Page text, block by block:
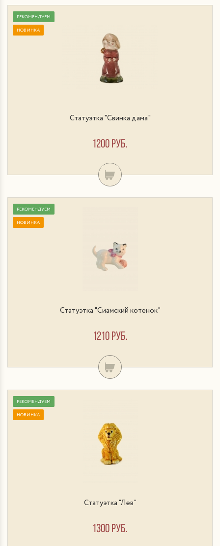
РЕКОМЕНДУЕМ
НОВИНКА
Статуэтка "Свинка дама"
1200 руб.
РЕКОМЕНДУЕМ
НОВИНКА
Статуэтка "Сиамский котенок"
1210 руб.
РЕКОМЕНДУЕМ
НОВИНКА
Статуэтка "Лев"
1300 руб.